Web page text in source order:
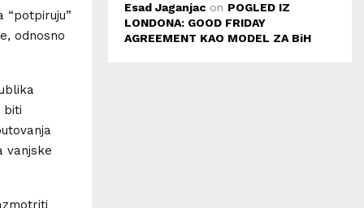
“potpiruju”
odnosno
biti
vanjske
Esad Jaganjac on POGLED IZ
LONDONA: GOOD FRIDAY
AGREEMENT KAO MODEL ZA BiH